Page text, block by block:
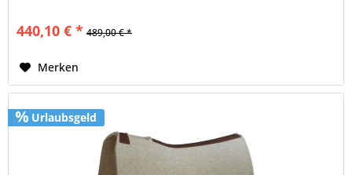
440,10 € * 489,00 € *
Merken
Urlaubsgeld